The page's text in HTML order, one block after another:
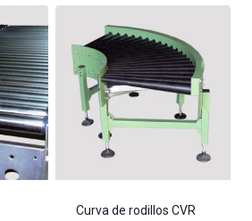
Curva de rodillos CVR